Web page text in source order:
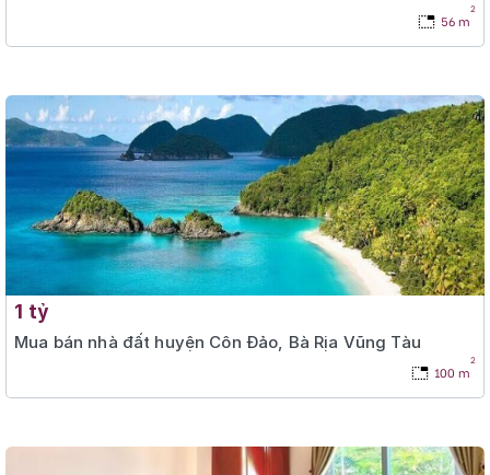
56 m
2
1 tỷ
Mua bán nhà đất huyện Côn Đảo, Bà Rịa Vũng Tàu
100 m
2